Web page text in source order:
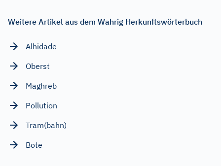
Weitere Artikel aus dem Wahrig Herkunftswörterbuch
Alhidade
Oberst
Maghreb
Pollution
Tram(bahn)
Bote